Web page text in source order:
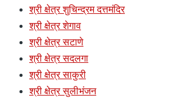
श्री क्षेत्र शुचिन्द्रम दत्तमंदिर
श्री क्षेत्र शेगाव
श्री क्षेत्र सटाणे
श्री क्षेत्र सदलगा
श्री क्षेत्र साकुरी
श्री क्षेत्र सुलीभंजन